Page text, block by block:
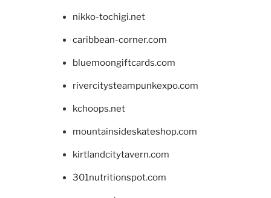
nikko-tochigi.net
caribbean-corner.com
bluemoongiftcards.com
rivercitysteampunkexpo.com
kchoops.net
mountainsideskateshop.com
kirtlandcitytavern.com
301nutritionspot.com